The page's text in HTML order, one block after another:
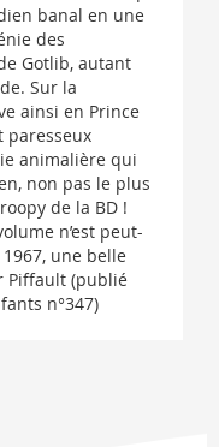
banal en une
des
Gotlib, autant
Sur la
ainsi en Prince
paresseux
animalière qui
non pas le plus
de la BD !
n’est peut-
une belle
Piffault (publié
n°347)